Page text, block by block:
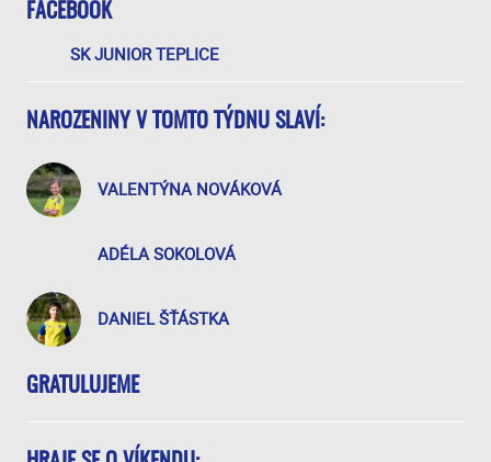
FACEBOOK
SK JUNIOR TEPLICE
NAROZENINY V TOMTO TÝDNU SLAVÍ:
VALENTÝNA NOVÁKOVÁ
ADÉLA SOKOLOVÁ
DANIEL ŠŤÁSTKA
GRATULUJEME